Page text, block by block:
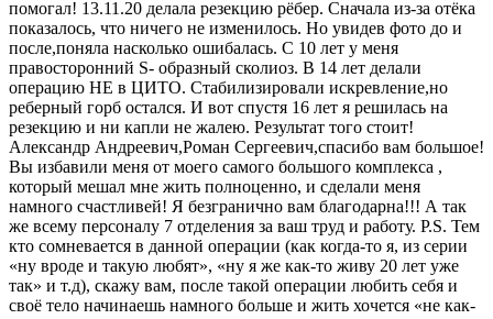
помогал! 13.11.20 делала резекцию рёбер. Сначала из-за отёка
показалось, что ничего не изменилось. Но увидев фото до и
после,поняла насколько ошибалась. С 10 лет у меня
правосторонний S- образный сколиоз. В 14 лет делали
операцию НЕ в ЦИТО. Стабилизировали искревление,но
реберный горб остался. И вот спустя 16 лет я решилась на
резекцию и ни капли не жалею. Результат того стоит!
Александр Андреевич,Роман Сергеевич,спасибо вам большое!
Вы избавили меня от моего самого большого комплекса ,
который мешал мне жить полноценно, и сделали меня
намного счастливей! Я безгранично вам благодарна!!! А так
же всему персоналу 7 отделения за ваш труд и работу. P.S. Тем
кто сомневается в данной операции (как когда-то я, из серии
«ну вроде и такую любят», «ну я же как-то живу 20 лет уже
так» и т.д), скажу вам, после такой операции любить себя и
своё тело начинаешь намного больше и жить хочется «не как-